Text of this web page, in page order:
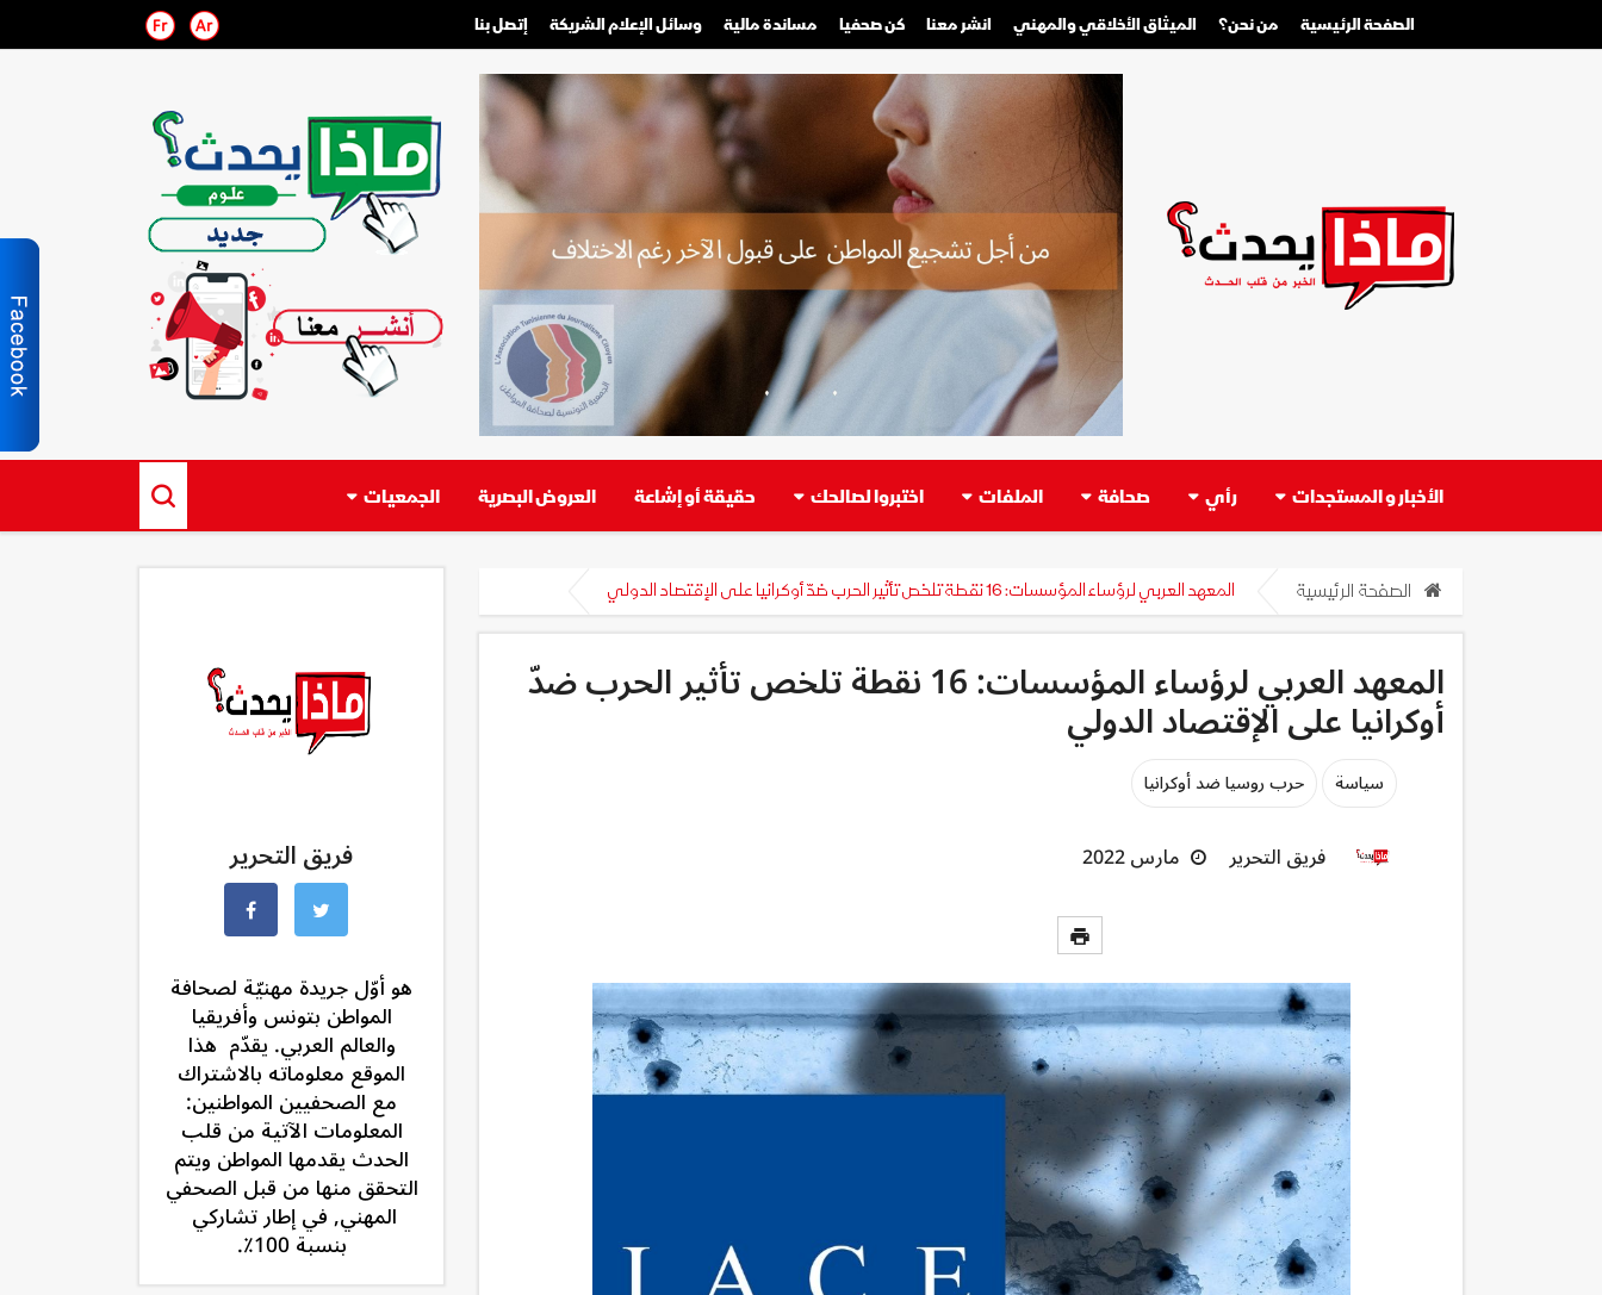
الصفحة الرئيسية من نحن؟ الميثاق الأخلاقي والمهني انشر معنا
كن صحفيا
صحفي محترف
صحفي مواطن
مساندة مالية وسائل الإعلام الشريكة إتصل بنا
الأخبار و المستجدات رأي صحافة الملفات اختبروا لصالحك حقيقة أو إشاعة العروض البصرية الجمعيات
الصفحة الرئيسية المعهد العربي لرؤساء المؤسسات: 16 نقطة تلخص تأثير الحرب ضدّ أوكرانيا على الإقتصاد الدولي
المعهد العربي لرؤساء المؤسسات: 16 نقطة تلخص تأثير الحرب ضدّ
أوكرانيا على الإقتصاد الدولي
سياسة حرب روسيا ضد أوكرانيا
فريق التحرير مارس 2022 فريق التحرير
هو أوّل جريدة مهنيّة لصحافة
المواطن بتونس وأفريقيا
والعالم العربي. يقدّم هذا
الموقع معلوماته بالاشتراك
مع الصحفيين المواطنين:
المعلومات الآتية من قلب
الحدث يقدمها المواطن ويتم
التحقق منها من قبل الصحفي
المهني, في إطار تشاركي
بنسبة 100٪.